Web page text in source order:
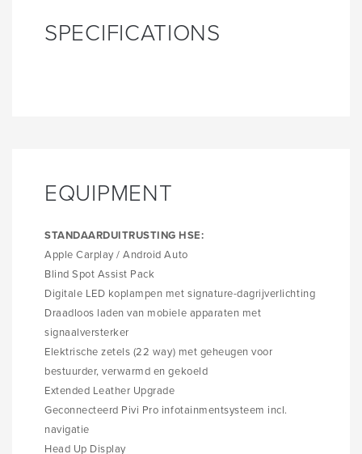
SPECIFICATIONS
EQUIPMENT
STANDAARDUITRUSTING HSE:
Apple Carplay / Android Auto
Blind Spot Assist Pack
Digitale LED koplampen met signature-dagrijverlichting
Draadloos laden van mobiele apparaten met
signaalversterker
Elektrische zetels (22 way) met geheugen voor
bestuurder, verwarmd en gekoeld
Extended Leather Upgrade
Geconnecteerd Pivi Pro infotainmentsysteem incl.
navigatie
Head Up Display